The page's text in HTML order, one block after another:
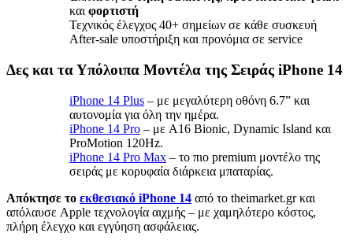
και φορτιστή
Τεχνικός έλεγχος 40+ σημείων σε κάθε συσκευή
After-sale υποστήριξη και προνόμια σε service
Δες και τα Υπόλοιπα Μοντέλα της Σειράς iPhone 14
iPhone 14 Plus – με μεγαλύτερη οθόνη 6.7” και
αυτονομία για όλη την ημέρα.
iPhone 14 Pro – με A16 Bionic, Dynamic Island και
ProMotion 120Hz.
iPhone 14 Pro Max – το πιο premium μοντέλο της
σειράς με κορυφαία διάρκεια μπαταρίας.
Απόκτησε το εκθεσιακό iPhone 14 από το theimarket.gr και
απόλαυσε Apple τεχνολογία αιχμής – με χαμηλότερο κόστος,
πλήρη έλεγχο και εγγύηση ασφάλειας.